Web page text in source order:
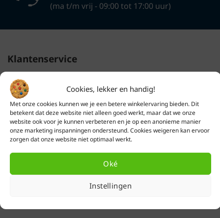
Cookies, lekker en handig!
Met onze cookies kunnen we je een betere winkelervaring bieden. Dit
betekent dat deze website niet alleen goed werkt, maar dat we onze
website ook voor je kunnen verbeteren en je op een anonieme manier
onze marketing inspanningen ondersteund. Cookies weigeren kan ervoor
zorgen dat onze website niet optimaal werkt.
Oké
Instellingen
(ma t/m vrij - 09:00 tot 17:00 uur)
Klantenservice
Verzendkosten
Levertijd
Retourneren & ruilen
Garantie
Defect product melden
Groothandel
Betaalmethodes